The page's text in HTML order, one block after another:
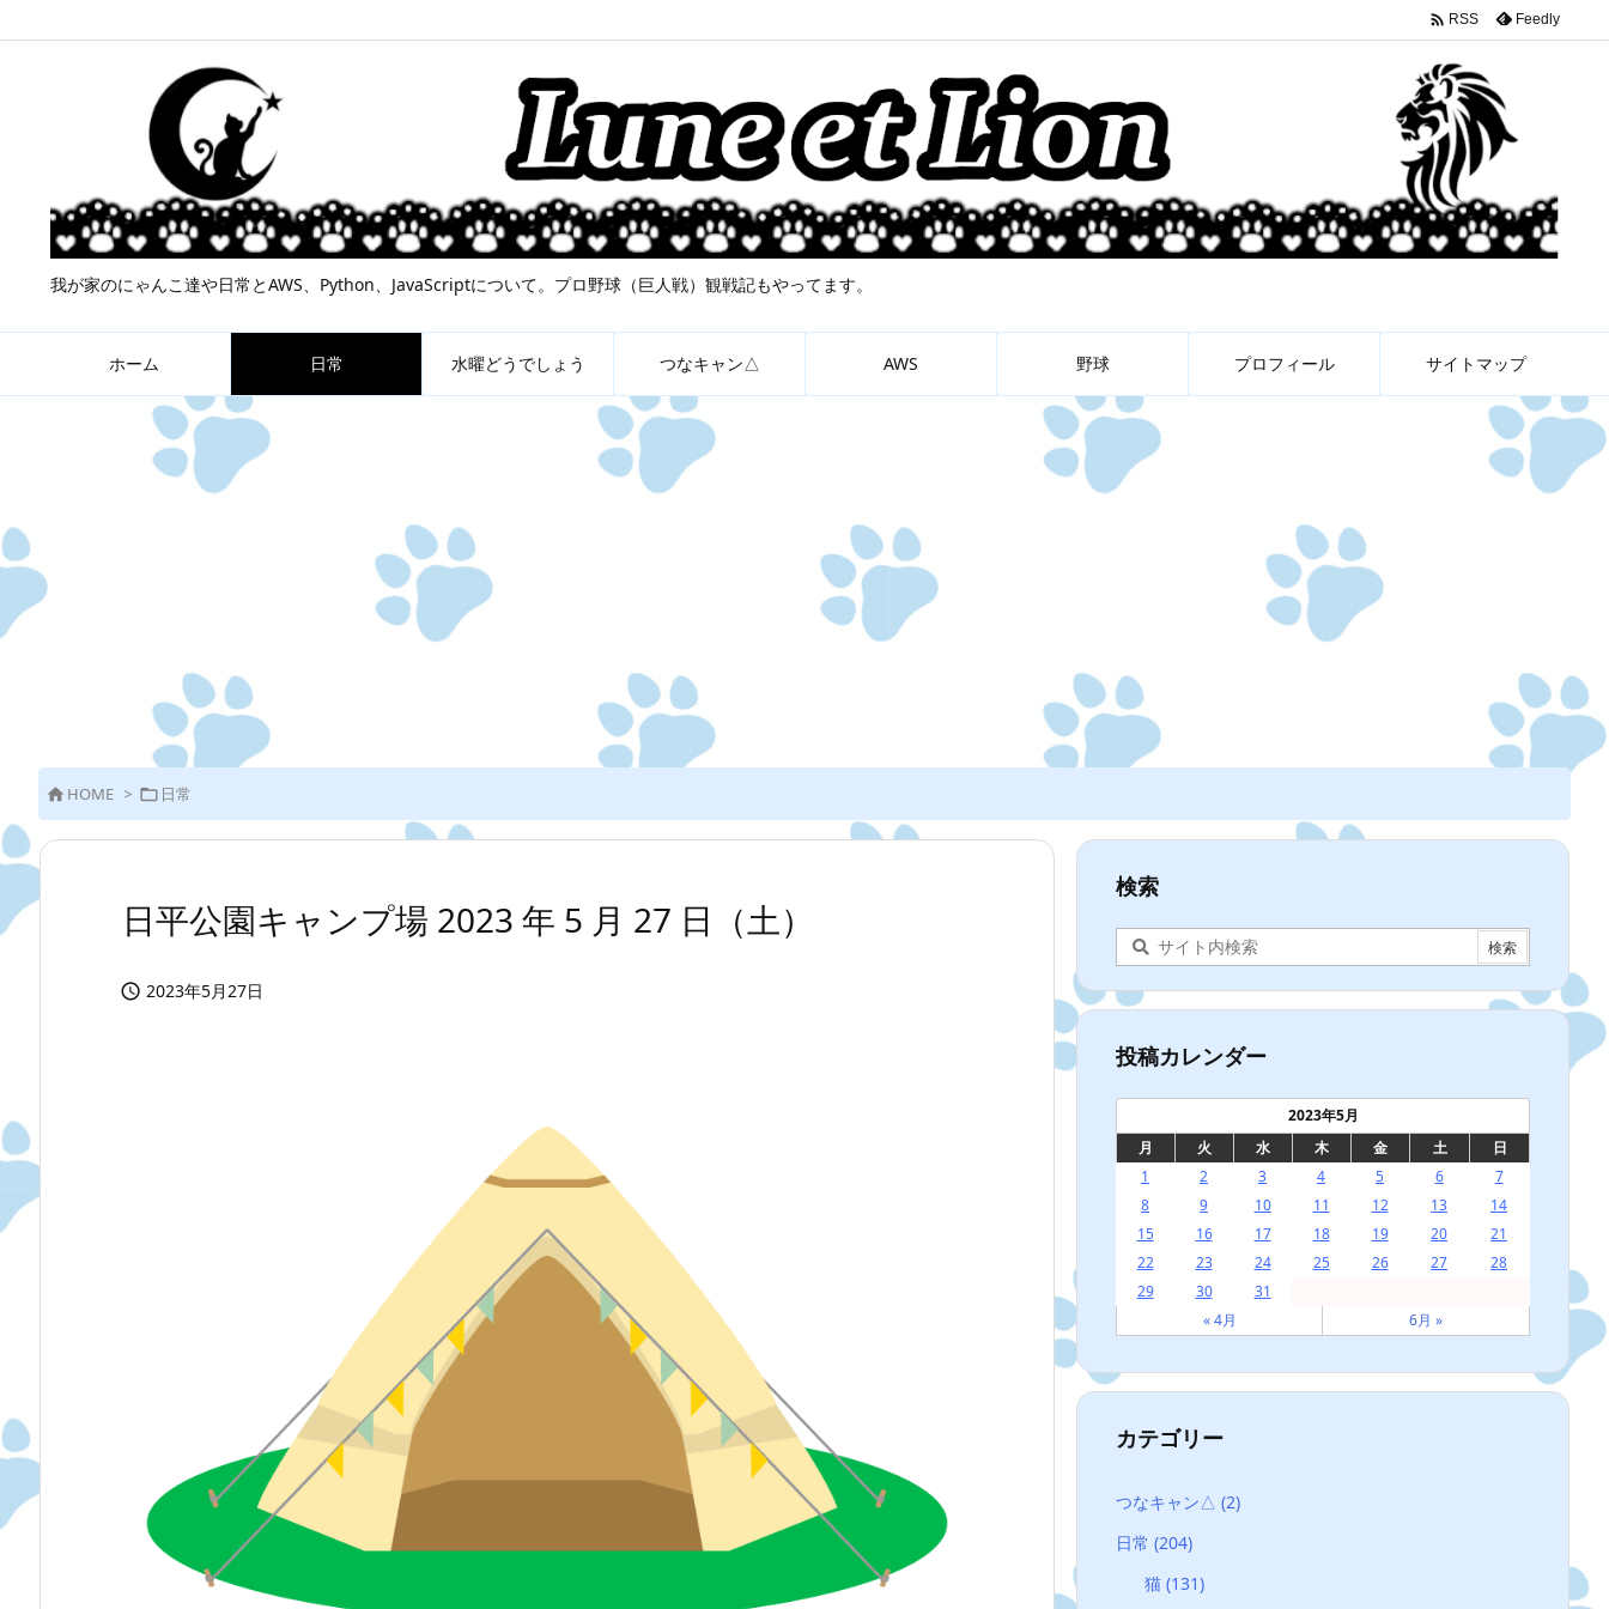
我が家のにゃんこ達や日常とAWS、Python、JavaScriptについて。プロ野球（巨人戦）観戦記もやってます。
ホーム 日常 水曜どうでしょう つなキャン△ AWS 野球 プロフィール サイトマップ
 RSS Feedly
 HOME >  日常
日平公園キャンプ場 2023 年 5 月 27 日（土）
 2023年5月27日
検索
投稿カレンダー
2023年5月
月
火 水 木 金 土
日
1
2 3 4 5 6
7
8
9 10 11 12 13
14
15
16 17 18 19 20
21
22
23 24 25 26 27
28
29
30
31
« 4月
6月 »
カテゴリー
つなキャン△ (2)
日常 (204)
猫(131)